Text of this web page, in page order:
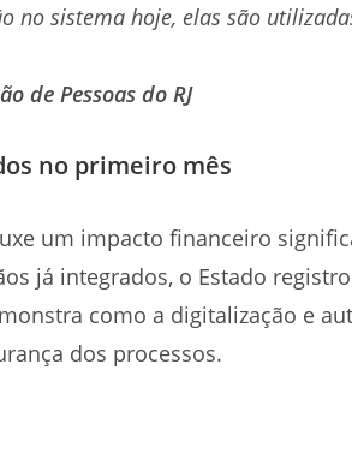
no sistema hoje, elas são
de Pessoas do RJ
no primeiro mês
um impacto financeiro
já integrados, o Estado
como a digitalização e
dos processos.